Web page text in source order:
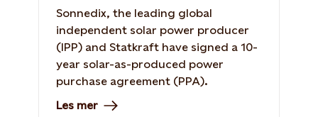
Sonnedix, the leading global
independent solar power producer
(IPP) and Statkraft have signed a 10-
year solar-as-produced power
purchase agreement (PPA).
Les mer